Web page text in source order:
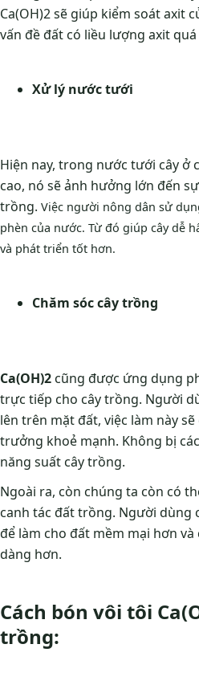
Ca(OH)2 sẽ giúp kiểm soát axit
vấn đề đất có liều lượng axit quá
Xử lý nước tưới
Hiện nay, trong nước tưới cây ở
cao, nó sẽ ảnh hưởng lớn đến
trồng. Việc người nông dân sử
phèn của nước. Từ đó giúp cây dễ
và phát triển tốt hơn.
Chăm sóc cây trồng
Ca(OH)2cũng được ứng dụng
trực tiếp cho cây trồng. Người
lên trên mặt đất, việc làm này
trưởng khoẻ mạnh. Không bị
năng suất cây trồng.
Ngoài ra, còn chúng ta còn có
canh tác đất trồng. Người dùng
để làm cho đất mềm mại hơn
dàng hơn.
Cách bón vôi tôi
trồng: